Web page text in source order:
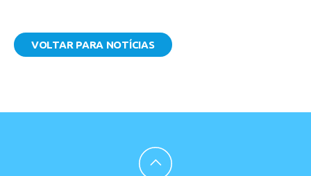
VOLTAR PARA NOTÍCIAS